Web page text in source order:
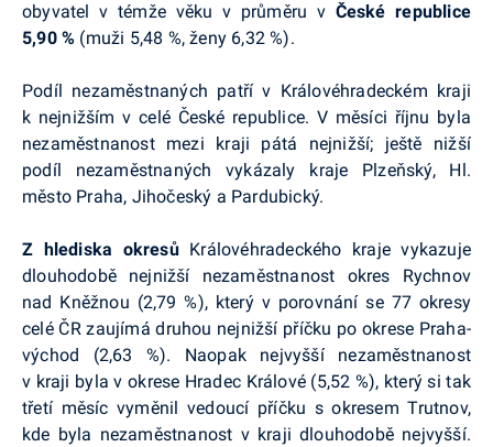
obyvatel v témže věku v průměru v České republice
5,90 % (muži 5,48 %, ženy 6,32 %).
Podíl nezaměstnaných patří v Královéhradeckém kraji
k nejnižším v celé České republice. V měsíci říjnu byla
nezaměstnanost mezi kraji pátá nejnižší; ještě nižší
podíl nezaměstnaných vykázaly kraje Plzeňský, Hl.
město Praha, Jihočeský a Pardubický.
Z hlediska okresůKrálovéhradeckého kraje vykazuje
dlouhodobě nejnižší nezaměstnanost okres Rychnov
nad Kněžnou (2,79 %), který v porovnání se 77 okresy
celé ČR zaujímá druhou nejnižší příčku po okrese Praha-
východ (2,63 %). Naopak nejvyšší nezaměstnanost
v kraji byla v okrese Hradec Králové (5,52 %), který si tak
třetí měsíc vyměnil vedoucí příčku s okresem Trutnov,
kde byla nezaměstnanost v kraji dlouhodobě nejvyšší.